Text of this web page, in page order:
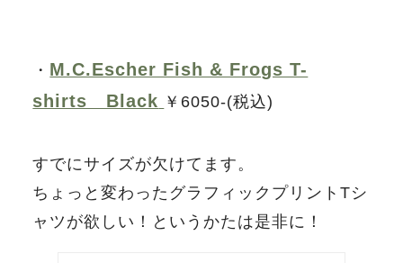
・ M.C.Escher Fish & Frogs T-
shirts Black ￥6050-(税込)
すでにサイズが欠けてます。
ちょっと変わったグラフィックプリントTシ
ャツが欲しい！というかたは是非に！